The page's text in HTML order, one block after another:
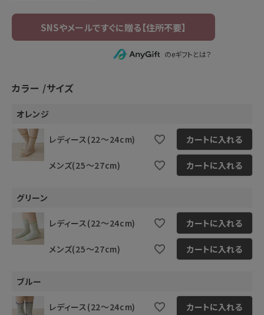
のeギフトとは？
カラー サイズ
オレンジ
レディース(22～24cm) カートに入れる
メンズ(25～27cm) カートに入れる
グリーン
レディース(22～24cm) カートに入れる
メンズ(25～27cm) カートに入れる
ブルー
レディース(22～24cm) カートに入れる